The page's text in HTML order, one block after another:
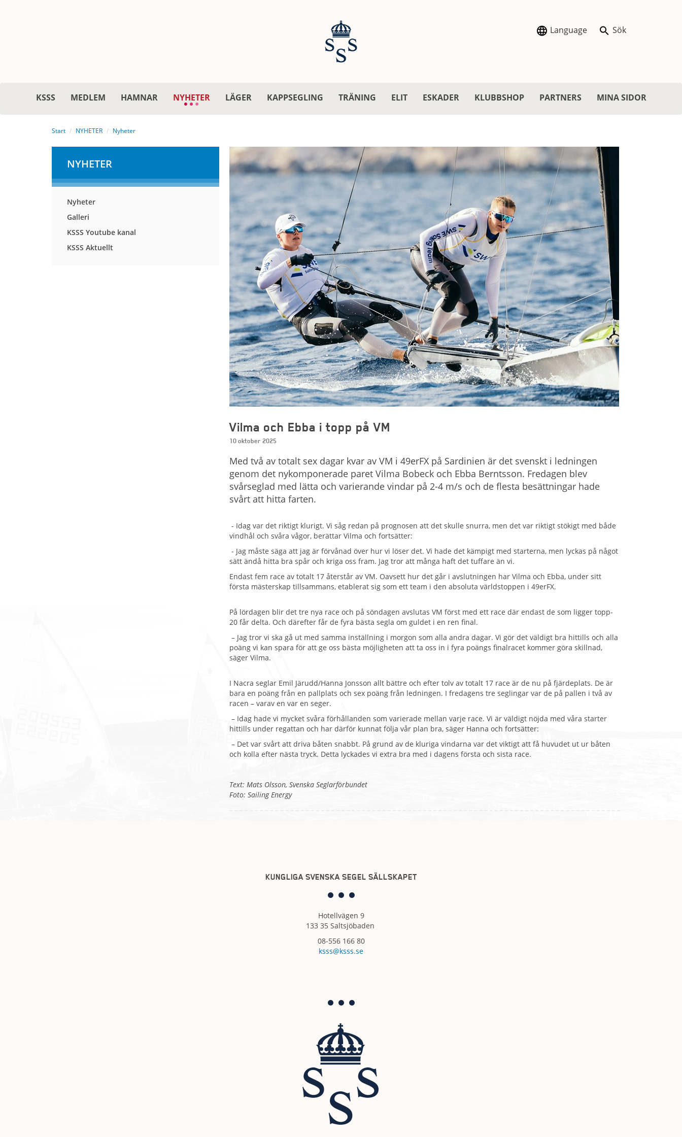
Language Sök
KSSS MEDLEM HAMNAR NYHETER LÄGER KAPPSEGLING TRÄNING ELIT ESKADER KLUBBSHOP PARTNERS MINA SIDOR
Start NYHETER Nyheter
NYHETER
Nyheter
Galleri
KSSS Youtube kanal
KSSS Aktuellt
Vilma och Ebba i topp på VM
10 oktober 2025
Med två av totalt sex dagar kvar av VM i 49erFX på Sardinien är det svenskt i ledningen
genom det nykomponerade paret Vilma Bobeck och Ebba Berntsson. Fredagen blev
svårseglad med lätta och varierande vindar på 2-4 m/s och de flesta besättningar hade
svårt att hitta farten.
- Idag var det riktigt klurigt. Vi såg redan på prognosen att det skulle snurra, men det var riktigt stökigt med både
vindhål och svåra vågor, berättar Vilma och fortsätter:
- ⁠Jag måste säga att jag är förvånad över hur vi löser det. Vi hade det kämpigt med starterna, men lyckas på något
sätt ändå hitta bra spår och kriga oss fram. Jag tror att många haft det tuffare än vi.
Endast fem race av totalt 17 återstår av VM. Oavsett hur det går i avslutningen har Vilma och Ebba, under sitt
första mästerskap tillsammans, etablerat sig som ett team i den absoluta världstoppen i 49erFX.
På lördagen blir det tre nya race och på söndagen avslutas VM först med ett race där endast de som ligger topp-
20 får delta. Och därefter får de fyra bästa segla om guldet i en ren final.
– Jag tror vi ska gå ut med samma inställning i morgon som alla andra dagar. Vi gör det väldigt bra hittills och alla
poäng vi kan spara för att ge oss bästa möjligheten att ta oss in i fyra poängs finalracet kommer göra skillnad,
säger Vilma.
I Nacra seglar Emil Järudd/Hanna Jonsson allt bättre och efter tolv av totalt 17 race är de nu på fjärdeplats. De är
bara en poäng från en pallplats och sex poäng från ledningen. I fredagens tre seglingar var de på pallen i två av
racen – varav en var en seger.
– Idag hade vi mycket svåra förhållanden som varierade mellan varje race. Vi är väldigt nöjda med våra starter
hittills under regattan och har därför kunnat följa vår plan bra, säger Hanna och fortsätter:
– Det var svårt att driva båten snabbt. På grund av de kluriga vindarna var det viktigt att få huvudet ut ur båten
och kolla efter nästa tryck. Detta lyckades vi extra bra med i dagens första och sista race.
Text: Mats Olsson, Svenska Seglarförbundet
Foto: Sailing Energy
KUNGLIGA SVENSKA SEGEL SÄLLSKAPET
Hotellvägen 9
133 35 Saltsjöbaden
08-556 166 80
ksss@ksss.se